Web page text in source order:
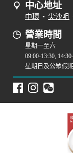
中心地址
中環 • 尖沙咀
營業時間
星期一至六
09:00-13:30,
星期日及公眾假